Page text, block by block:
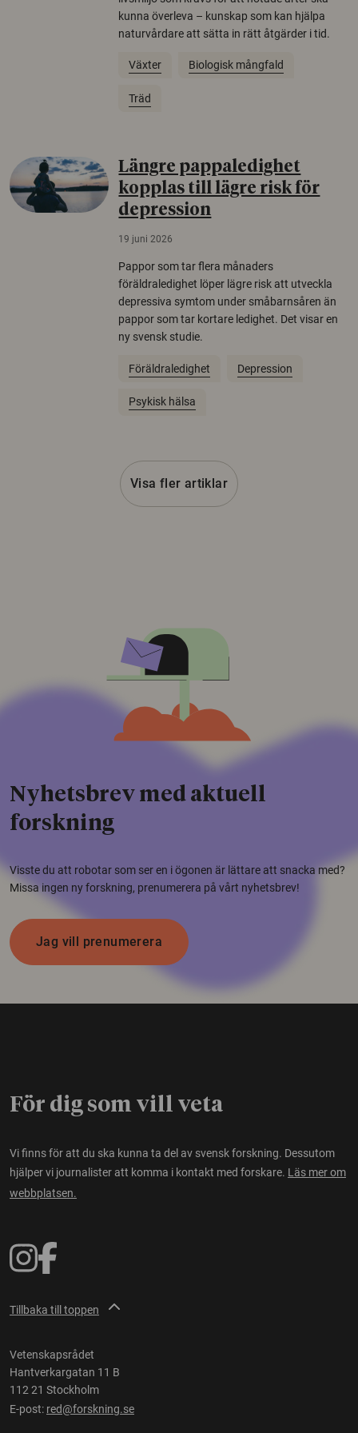
kunna överleva – kunskap som kan hjälpa
naturvårdare att sätta in rätt åtgärder i tid.
Växter Biologisk mångfald
Träd
Längre pappaledighet
kopplas till lägre risk för
depression
19 juni 2026
Pappor som tar flera månaders
föräldraledighet löper lägre risk att utveckla
depressiva symtom under småbarnsåren än
pappor som tar kortare ledighet. Det visar en
ny svensk studie.
Föräldraledighet Depression
Psykisk hälsa
Visa fler artiklar
Nyhetsbrev med aktuell
forskning
Visste du att robotar som ser en i ögonen är lättare att snacka med?
Missa ingen ny forskning, prenumerera på vårt nyhetsbrev!
Jag vill prenumerera
För dig som vill veta
Vi finns för att du ska kunna ta del av svensk forskning. Dessutom
hjälper vi journalister att komma i kontakt med forskare. Läs mer om
webbplatsen.
Tillbaka till toppen
Vetenskapsrådet
Hantverkargatan 11 B
112 21 Stockholm
E-post: red@forskning.se